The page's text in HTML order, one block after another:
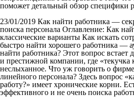
поможет детальный обзор специфики
23/01/2019 Как найти работника —
поиска персонала Оглавление: Как
классические варианты Как искать
быстро найти хорошего работника —
найти работника? Этот вопрос встает
и престижной компании, где «текучка
неслыханное. Что уж говорить о
линейного персонала? Здесь вопрос
работу?» имеет хронические корни.
эффективного и не очень поиска